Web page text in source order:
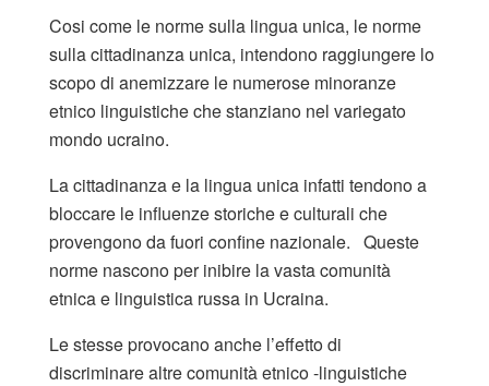
Cosi come le norme sulla lingua unica, le norme
sulla cittadinanza unica, intendono raggiungere lo
scopo di anemizzare le numerose minoranze
etnico linguistiche che stanziano nel variegato
mondo ucraino.
La cittadinanza e la lingua unica infatti tendono a
bloccare le influenze storiche e culturali che
provengono da fuori confine nazionale. Queste
norme nascono per inibire la vasta comunità
etnica e linguistica russa in Ucraina.
Le stesse provocano anche l’effetto di
discriminare altre comunità etnico -linguistiche